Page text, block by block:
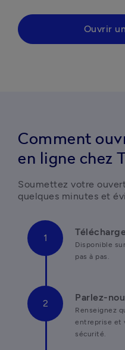
Ouvrir
Comment
en ligne chez
Soumettez votre
quelques minutes et
Disponible
pas à pas.
Renseignez
entreprise et
sécurité.